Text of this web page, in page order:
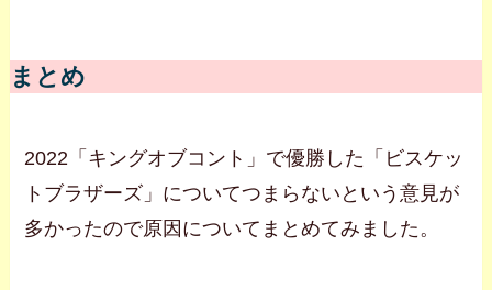
まとめ
2022「キングオブコント」で優勝した「ビスケッ
トブラザーズ」についてつまらないという意見が
多かったので原因についてまとめてみました。